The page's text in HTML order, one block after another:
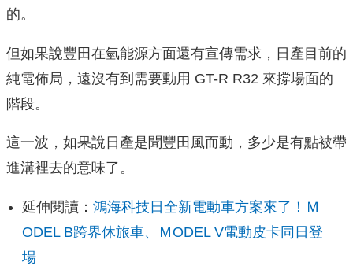
的。
但如果說豐田在氫能源方面還有宣傳需求，日產目前的
純電佈局，遠沒有到需要動用 GT-R R32 來撐場面的
階段。
這一波，如果說日產是聞豐田風而動，多少是有點被帶
進溝裡去的意味了。
延伸閱讀： 鴻海科技日全新電動車方案來了！Ｍ
ODEL B跨界休旅車、ＭODEL V電動皮卡同日登
場